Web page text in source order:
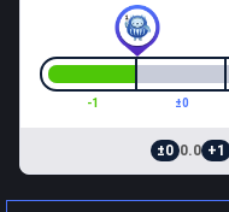
-1 ±0
±0 0.0 +1